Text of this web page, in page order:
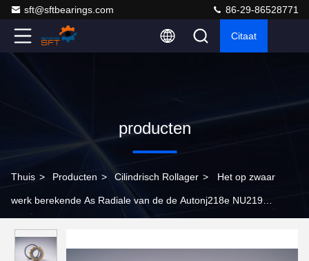
sft@sftbearings.com 86-29-86528771
Citaat
producten
Thuis > Producten > Cilindrisch Rollager > Het op zwaar
werk berekende As Radiale van de de Autonj218e NU219